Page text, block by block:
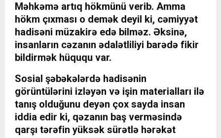
Məhkəmə artıq hökmünü verib. Amma
hökm çıxması o demək deyil ki, cəmiyyət
hadisəni müzakirə edə bilməz. Əksinə,
insanların cəzanın ədalətliliyi barədə fikir
bildirmək hüququ var.
Sosial şəbəkələrdə hadisənin
görüntülərini izləyən və işin materialları ilə
tanış olduğunu deyən çox sayda insan
iddia edir ki, qəzanın baş verməsində
qarşı tərəfin yüksək sürətlə hərəkət